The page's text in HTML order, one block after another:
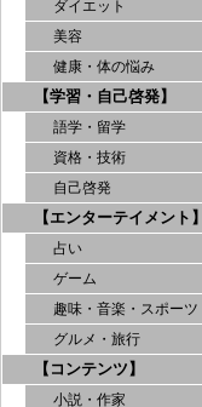
ダイエット
美容
健康・体の悩み
【学習・自己啓発】
語学・留学
資格・技術
自己啓発
【エンターテイメント】
占い
ゲーム
趣味・音楽・スポーツ
グルメ・旅行
【コンテンツ】
小説・作家